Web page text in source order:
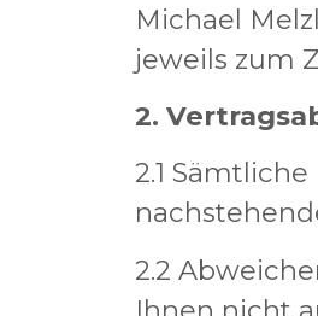
Michael
jeweils zum
2.
2.1
2.2